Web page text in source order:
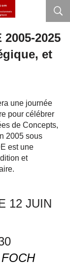
2025
et
une journée
pour célébrer
de Concepts,
2005 sous
est une
et
12 JUIN